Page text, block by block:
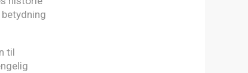
til